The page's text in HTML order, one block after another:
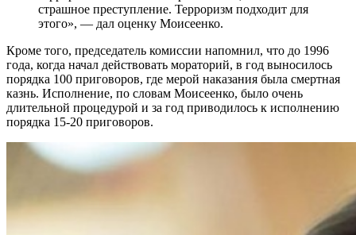
страшное преступление. Терроризм подходит для
этого», — дал оценку Моисеенко.
Кроме того, председатель комиссии напомнил, что до 1996
года, когда начал действовать мораторий, в год выносилось
порядка 100 приговоров, где мерой наказания была смертная
казнь. Исполнение, по словам Моисеенко, было очень
длительной процедурой и за год приводилось к исполнению
порядка 15-20 приговоров.